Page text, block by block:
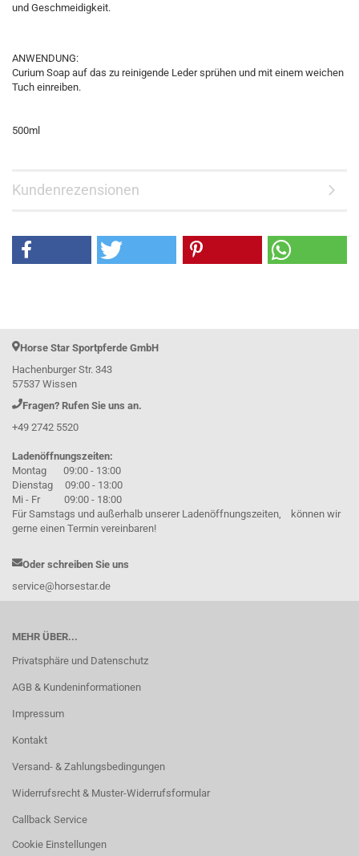
und Geschmeidigkeit.
ANWENDUNG:
Curium Soap auf das zu reinigende Leder sprühen und mit einem weichen
Tuch einreiben.
500ml
Kundenrezensionen
Horse Star Sportpferde GmbH
Hachenburger Str. 343
57537 Wissen
Fragen? Rufen Sie uns an.
+49 2742 5520
Ladenöffnungszeiten:
Montag 09:00 - 13:00
Dienstag 09:00 - 13:00
Mi - Fr 09:00 - 18:00
Für Samstags und außerhalb unserer Ladenöffnungszeiten, können wir
gerne einen Termin vereinbaren!
Oder schreiben Sie uns
service@horsestar.de
MEHR ÜBER...
Privatsphäre und Datenschutz
AGB & Kundeninformationen
Impressum
Kontakt
Versand- & Zahlungsbedingungen
Widerrufsrecht & Muster-Widerrufsformular
Callback Service
Cookie Einstellungen